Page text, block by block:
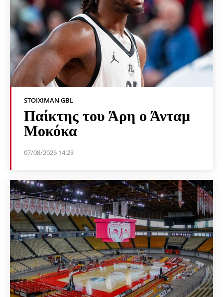
STOIXIMAN GBL
Παίκτης του Άρη ο Άνταμ
Μοκόκα
07/08/2026 14:23